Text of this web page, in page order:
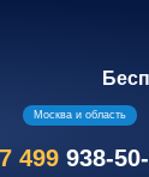
Москва и область
499 938-